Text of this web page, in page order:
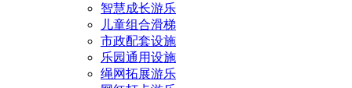
智慧成长游乐
儿童组合滑梯
市政配套设施
乐园通用设施
绳网拓展游乐